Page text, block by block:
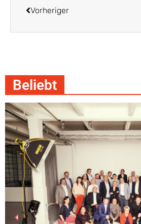
Vorheriger
Beliebt